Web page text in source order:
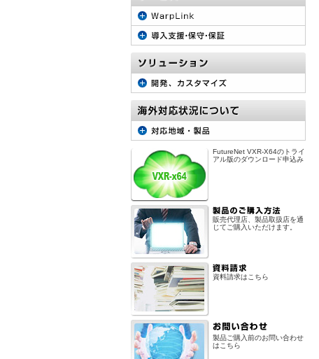
FutureNet VXR-X64のトライ
アル版のダウンロード申込み
販売代理店、製品取扱店を通
じてご購入いただけます。
資料請求はこちら
製品ご購入前のお問い合わせ
はこちら